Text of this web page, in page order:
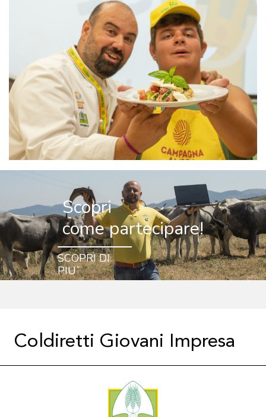
Scopri
come partecipare!
SCOPRI DI
PIU`
Coldiretti Giovani Impresa